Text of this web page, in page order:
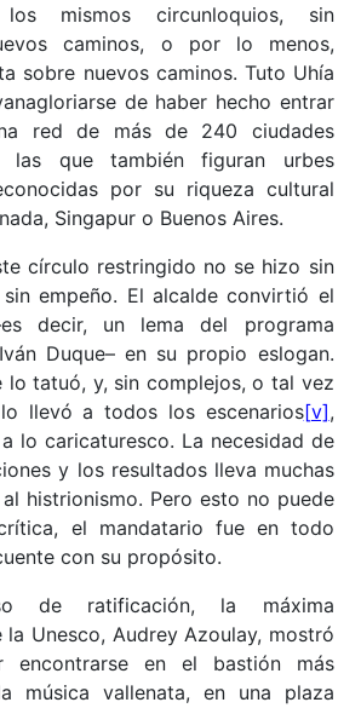
mismos circunloquios, sin
caminos, o por lo menos,
sobre nuevos caminos. Tuto Uhía
de haber hecho entrar
red de más de 240 ciudades
las que también figuran urbes
por su riqueza cultural
Singapur o Buenos Aires.
círculo restringido no se hizo sin
empeño. El alcalde convirtió el
decir, un lema del programa
Duque– en su propio eslogan.
lo tatuó, y, sin complejos, o tal vez
llevó a todos los escenarios[v],
lo caricaturesco. La necesidad de
y los resultados lleva muchas
histrionismo. Pero esto no puede
el mandatario fue en todo
con su propósito.
de ratificación, la máxima
la Unesco, Audrey Azoulay, mostró
encontrarse en el bastión más
música vallenata, en una plaza